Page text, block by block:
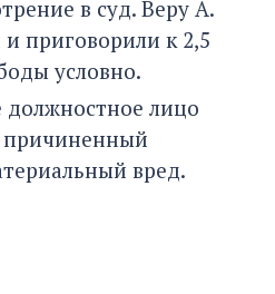
в суд. Веру А.
приговорили к 2,5
условно.
лицо
причиненный
вред.